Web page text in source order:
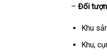
– Đối
Khu
Khu,